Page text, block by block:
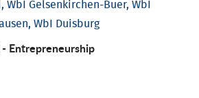
WbI Gelsenkirchen-Buer, WbI
WbI Duisburg
Entrepreneurship